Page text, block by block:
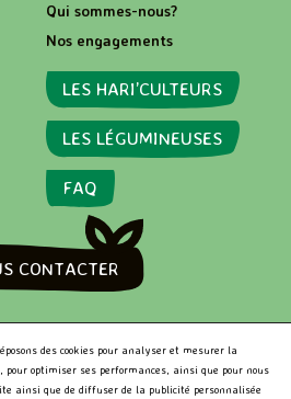
Qui sommes-nous?
Nos engagements
LES HARI’CULTEURS
LES LÉGUMINEUSES
FAQ
CONTACTER
des cookies pour analyser et mesurer la
optimiser ses performances, ainsi que pour nous
ainsi que de diffuser de la publicité personnalisée